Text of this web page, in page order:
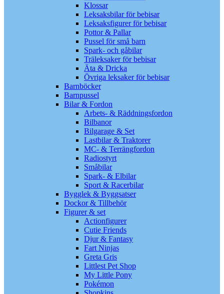
Klossar
Leksaksbilar för bebisar
Leksaksfigurer för bebisar
Pottor & Pallar
Pussel för små barn
Spark- och gåbilar
Träleksaker för bebisar
Äta & Dricka
Övriga leksaker för bebisar
Barnböcker
Barnpussel
Bilar & Fordon
Arbets- & Räddningsfordon
Bilbanor
Bilgarage & Set
Lastbilar & Traktorer
MC- & Terrängfordon
Radiostyrt
Småbilar
Spark- & Elbilar
Sport & Racerbilar
Bygglek & Byggsatser
Dockor & Tillbehör
Figurer & set
Actionfigurer
Cutie Friends
Djur & Fantasy
Fart Ninjas
Greta Gris
Littlest Pet Shop
My Little Pony
Pokémon